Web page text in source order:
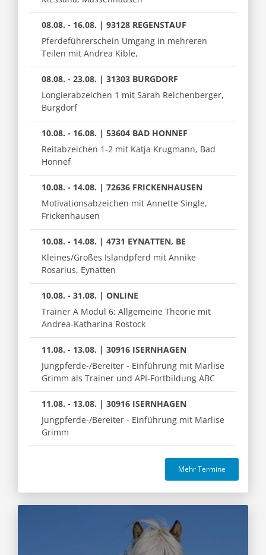
08.08. - 16.08. | 93128 REGENSTAUF
Pferdeführerschein Umgang in mehreren
Teilen mit Andrea Kible,
08.08. - 23.08. | 31303 BURGDORF
Longierabzeichen 1 mit Sarah Reichenberger,
Burgdorf
10.08. - 16.08. | 53604 BAD HONNEF
Reitabzeichen 1-2 mit Katja Krugmann, Bad
Honnef
10.08. - 14.08. | 72636 FRICKENHAUSEN
Motivationsabzeichen mit Annette Single,
Frickenhausen
10.08. - 14.08. | 4731 EYNATTEN, BE
Kleines/Großes Islandpferd mit Annike
Rosarius, Eynatten
10.08. - 31.08. | ONLINE
Trainer A Modul 6: Allgemeine Theorie mit
Andrea-Katharina Rostock
11.08. - 13.08. | 30916 ISERNHAGEN
Jungpferde-/Bereiter - Einführung mit Marlise
Grimm als Trainer und API-Fortbildung ABC
11.08. - 13.08. | 30916 ISERNHAGEN
Jungpferde-/Bereiter - Einführung mit Marlise
Grimm
Mehr Termine